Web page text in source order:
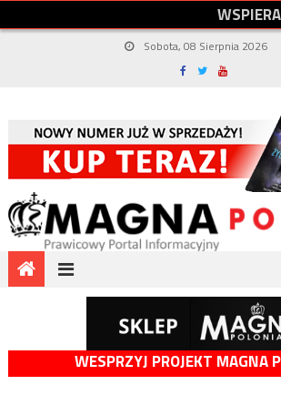
WSPIERA
Sobota, 08 Sierpnia 2026
WESPRZYJ PROJEKT MAGNA